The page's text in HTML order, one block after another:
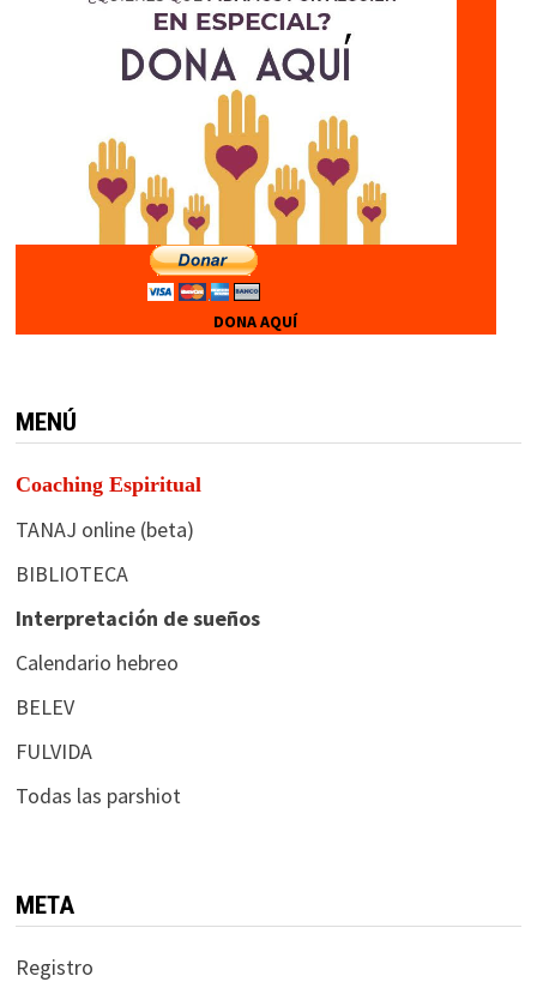
DONA AQUÍ
MENÚ
Coaching Espiritual
TANAJ online (beta)
BIBLIOTECA
Interpretación de sueños
Calendario hebreo
BELEV
FULVIDA
Todas las parshiot
META
Registro